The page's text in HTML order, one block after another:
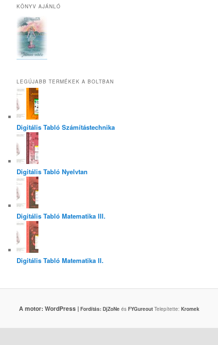
KÖNYV AJÁNLÓ
LEGÚJABB TERMÉKEK A BOLTBAN
Digitális Tabló Számítástechnika
Digitális Tabló Nyelvtan
Digitális Tabló Matematika III.
Digitális Tabló Matematika II.
A motor: WordPress | Fordítás: DjZoNeés FYGureoutTelepítette: Kromek